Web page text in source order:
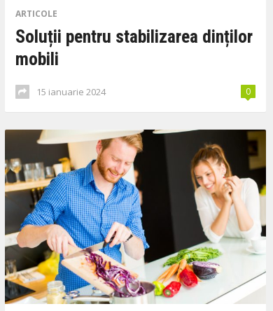
ARTICOLE
Soluții pentru stabilizarea dinților
mobili
15 ianuarie 2024 0